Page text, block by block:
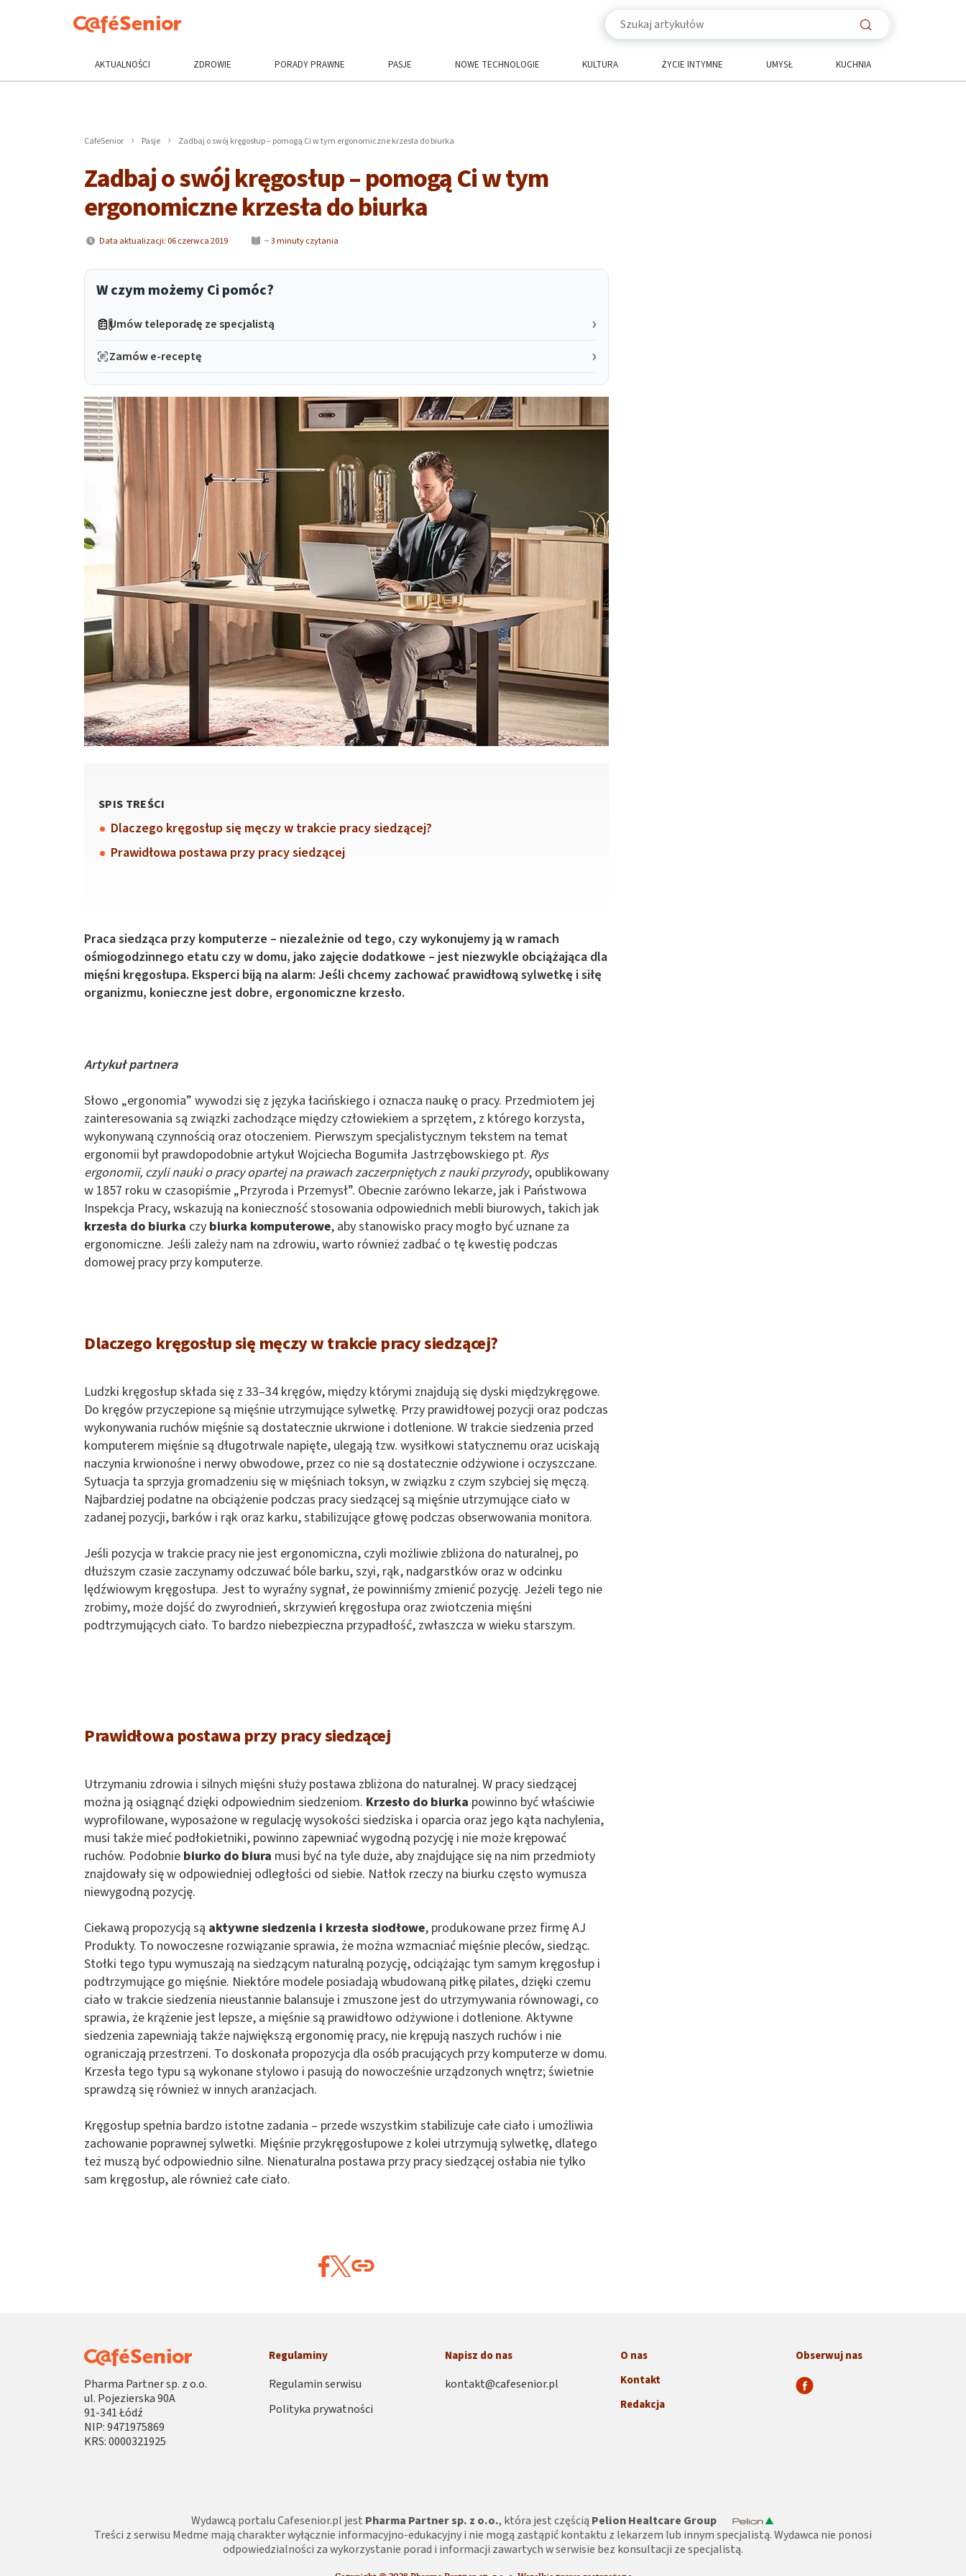
AKTUALNOŚCI ZDROWIE PORADY PRAWNE PASJE NOWE TECHNOLOGIE KULTURA ŻYCIE INTYMNE UMYSŁ KUCHNIA
CafeSenior Pasje Zadbaj o swój kręgosłup – pomogą Ci w tym ergonomiczne krzesła do biurka
Zadbaj o swój kręgosłup – pomogą Ci w tym
ergonomiczne krzesła do biurka
Data aktualizacji: 06 czerwca 2019 ~ 3 minuty czytania
W czym możemy Ci pomóc?
Umów teleporadę ze specjalistą
Zamów e-receptę
SPIS TREŚCI
Dlaczego kręgosłup się męczy w trakcie pracy siedzącej?
Prawidłowa postawa przy pracy siedzącej
Praca siedząca przy komputerze – niezależnie od tego, czy wykonujemy ją w ramach
ośmiogodzinnego etatu czy w domu, jako zajęcie dodatkowe – jest niezwykle obciążająca dla
mięśni kręgosłupa. Eksperci biją na alarm: Jeśli chcemy zachować prawidłową sylwetkę i siłę
organizmu, konieczne jest dobre, ergonomiczne krzesło.
Artykuł partnera
Słowo „ergonomia” wywodzi się z języka łacińskiego i oznacza naukę o pracy. Przedmiotem jej
zainteresowania są związki zachodzące między człowiekiem a sprzętem, z którego korzysta,
wykonywaną czynnością oraz otoczeniem. Pierwszym specjalistycznym tekstem na temat
ergonomii był prawdopodobnie artykuł Wojciecha Bogumiła Jastrzębowskiego pt. Rys
ergonomii, czyli nauki o pracy opartej na prawach zaczerpniętych z nauki przyrody, opublikowany
w 1857 roku w czasopiśmie „Przyroda i Przemysł”. Obecnie zarówno lekarze, jak i Państwowa
Inspekcja Pracy, wskazują na konieczność stosowania odpowiednich mebli biurowych, takich jak
krzesła do biurka czy biurka komputerowe, aby stanowisko pracy mogło być uznane za
ergonomiczne. Jeśli zależy nam na zdrowiu, warto również zadbać o tę kwestię podczas
domowej pracy przy komputerze.
Dlaczego kręgosłup się męczy w trakcie pracy siedzącej?
Ludzki kręgosłup składa się z 33–34 kręgów, między którymi znajdują się dyski międzykręgowe.
Do kręgów przyczepione są mięśnie utrzymujące sylwetkę. Przy prawidłowej pozycji oraz podczas
wykonywania ruchów mięśnie są dostatecznie ukrwione i dotlenione. W trakcie siedzenia przed
komputerem mięśnie są długotrwale napięte, ulegają tzw. wysiłkowi statycznemu oraz uciskają
naczynia krwionośne i nerwy obwodowe, przez co nie są dostatecznie odżywione i oczyszczane.
Sytuacja ta sprzyja gromadzeniu się w mięśniach toksyn, w związku z czym szybciej się męczą.
Najbardziej podatne na obciążenie podczas pracy siedzącej są mięśnie utrzymujące ciało w
zadanej pozycji, barków i rąk oraz karku, stabilizujące głowę podczas obserwowania monitora.
Jeśli pozycja w trakcie pracy nie jest ergonomiczna, czyli możliwie zbliżona do naturalnej, po
dłuższym czasie zaczynamy odczuwać bóle barku, szyi, rąk, nadgarstków oraz w odcinku
lędźwiowym kręgosłupa. Jest to wyraźny sygnał, że powinniśmy zmienić pozycję. Jeżeli tego nie
zrobimy, może dojść do zwyrodnień, skrzywień kręgosłupa oraz zwiotczenia mięśni
podtrzymujących ciało. To bardzo niebezpieczna przypadłość, zwłaszcza w wieku starszym.
Prawidłowa postawa przy pracy siedzącej
Utrzymaniu zdrowia i silnych mięśni służy postawa zbliżona do naturalnej. W pracy siedzącej
można ją osiągnąć dzięki odpowiednim siedzeniom. Krzesło do biurka powinno być właściwie
wyprofilowane, wyposażone w regulację wysokości siedziska i oparcia oraz jego kąta nachylenia,
musi także mieć podłokietniki, powinno zapewniać wygodną pozycję i nie może krępować
ruchów. Podobnie biurko do biura musi być na tyle duże, aby znajdujące się na nim przedmioty
znajdowały się w odpowiedniej odległości od siebie. Natłok rzeczy na biurku często wymusza
niewygodną pozycję.
Ciekawą propozycją są aktywne siedzenia i krzesła siodłowe, produkowane przez firmę AJ
Produkty. To nowoczesne rozwiązanie sprawia, że można wzmacniać mięśnie pleców, siedząc.
Stołki tego typu wymuszają na siedzącym naturalną pozycję, odciążając tym samym kręgosłup i
podtrzymujące go mięśnie. Niektóre modele posiadają wbudowaną piłkę pilates, dzięki czemu
ciało w trakcie siedzenia nieustannie balansuje i zmuszone jest do utrzymywania równowagi, co
sprawia, że krążenie jest lepsze, a mięśnie są prawidłowo odżywione i dotlenione. Aktywne
siedzenia zapewniają także największą ergonomię pracy, nie krępują naszych ruchów i nie
ograniczają przestrzeni. To doskonała propozycja dla osób pracujących przy komputerze w domu.
Krzesła tego typu są wykonane stylowo i pasują do nowocześnie urządzonych wnętrz; świetnie
sprawdzą się również w innych aranżacjach.
Kręgosłup spełnia bardzo istotne zadania – przede wszystkim stabilizuje całe ciało i umożliwia
zachowanie poprawnej sylwetki. Mięśnie przykręgosłupowe z kolei utrzymują sylwetkę, dlatego
też muszą być odpowiednio silne. Nienaturalna postawa przy pracy siedzącej osłabia nie tylko
sam kręgosłup, ale również całe ciało.
Pharma Partner sp. z o.o.
ul. Pojezierska 90A
91-341 Łódź
NIP: 9471975869
KRS: 0000321925
Regulaminy
Regulamin serwisu
Polityka prywatności
Napisz do nas
kontakt@cafesenior.pl
O nas
Kontakt
Redakcja
Obserwuj nas
Wydawcą portalu Cafesenior.pl jest Pharma Partner sp. z o.o., która jest częścią Pelion Healtcare Group
Treści z serwisu Medme mają charakter wyłącznie informacyjno-edukacyjny i nie mogą zastąpić kontaktu z lekarzem lub innym specjalistą. Wydawca nie ponosi
odpowiedzialności za wykorzystanie porad i informacji zawartych w serwisie bez konsultacji ze specjalistą.